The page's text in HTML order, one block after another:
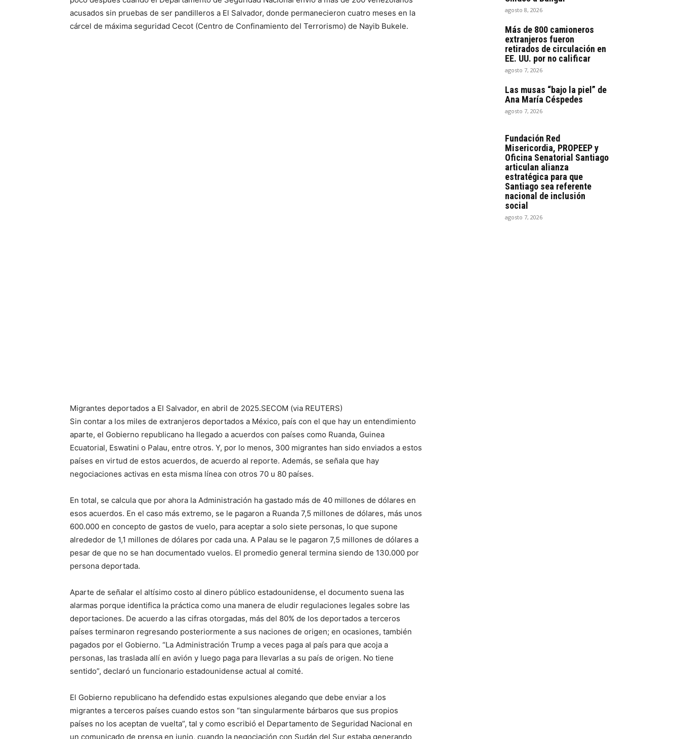
acusados sin pruebas de ser pandilleros a El Salvador, donde permanecieron cuatro meses en la
cárcel de máxima seguridad Cecot (Centro de Confinamiento del Terrorismo) de Nayib Bukele.
Migrantes deportados a El Salvador, en abril de 2025.SECOM (via REUTERS)
Sin contar a los miles de extranjeros deportados a México, país con el que hay un entendimiento
aparte, el Gobierno republicano ha llegado a acuerdos con países como Ruanda, Guinea
Ecuatorial, Eswatini o Palau, entre otros. Y, por lo menos, 300 migrantes han sido enviados a estos
países en virtud de estos acuerdos, de acuerdo al reporte. Además, se señala que hay
negociaciones activas en esta misma línea con otros 70 u 80 países.
En total, se calcula que por ahora la Administración ha gastado más de 40 millones de dólares en
esos acuerdos. En el caso más extremo, se le pagaron a Ruanda 7,5 millones de dólares, más unos
600.000 en concepto de gastos de vuelo, para aceptar a solo siete personas, lo que supone
alrededor de 1,1 millones de dólares por cada una. A Palau se le pagaron 7,5 millones de dólares a
pesar de que no se han documentado vuelos. El promedio general termina siendo de 130.000 por
persona deportada.
Aparte de señalar el altísimo costo al dinero público estadounidense, el documento suena las
alarmas porque identifica la práctica como una manera de eludir regulaciones legales sobre las
deportaciones. De acuerdo a las cifras otorgadas, más del 80% de los deportados a terceros
países terminaron regresando posteriormente a sus naciones de origen; en ocasiones, también
pagados por el Gobierno. “La Administración Trump a veces paga al país para que acoja a
personas, las traslada allí en avión y luego paga para llevarlas a su país de origen. No tiene
sentido”, declaró un funcionario estadounidense actual al comité.
El Gobierno republicano ha defendido estas expulsiones alegando que debe enviar a los
migrantes a terceros países cuando estos son “tan singularmente bárbaros que sus propios
países no los aceptan de vuelta”, tal y como escribió el Departamento de Seguridad Nacional en
un comunicado de prensa en junio, cuando la negociación con Sudán del Sur estaba generando
agosto 8, 2026
Más de 800 camioneros
extranjeros fueron
retirados de circulación en
EE. UU. por no calificar
agosto 7, 2026
Las musas “bajo la piel” de
Ana María Céspedes
agosto 7, 2026
Fundación Red
Misericordia, PROPEEP y
Oficina Senatorial Santiago
articulan alianza
estratégica para que
Santiago sea referente
nacional de inclusión
social
agosto 7, 2026